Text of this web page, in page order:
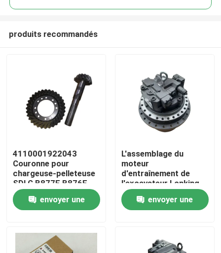
Aperçu
A propos de nous
produits recommandés
4110001922043
Couronne pour
chargeuse-pelleteuse
SDLG B877F B876F
Pièces de rechange
envoyer une
L'assemblage du
moteur
d'entraînement de
l'excavateur Lonking
LG6360 original avec
une garantie d'un an
envoyer une